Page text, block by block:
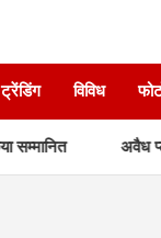
ट्रेंडिंग विविध
अवैध प्लाटिंग-निर्माण पर